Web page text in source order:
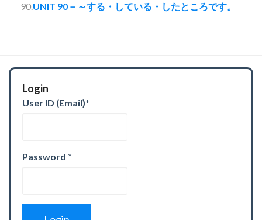
90.UNIT 90－～する・している・したところです。
Login
User ID (Email)*
Password *